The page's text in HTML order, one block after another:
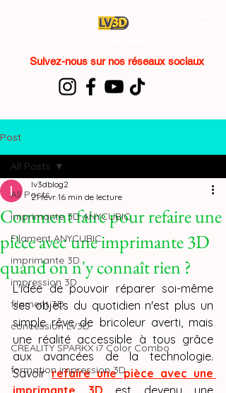
Suivez-nous sur nos réseaux sociaux
Post
All Posts
imprimante 3D ANYCUBIC
Filament ANYCUBIC
imprimante 3D
impression 3D
filament 3D
concession LV3D
CREALITY SPARKX i7 Color Combo
formation impression 3D
All Posts
Comment faire pour refaire une
pièce avec une imprimante 3D
quand on n'y connaît rien ?
lv3dblog2
21 févr.16 min de lecture
L'idée de pouvoir réparer soi-même
ses objets du quotidien n'est plus un
simple rêve de bricoleur averti, mais
une réalité accessible à tous grâce
aux avancées de la technologie.
Savoir refaire une pièce avec une
imprimante 3D est devenu une